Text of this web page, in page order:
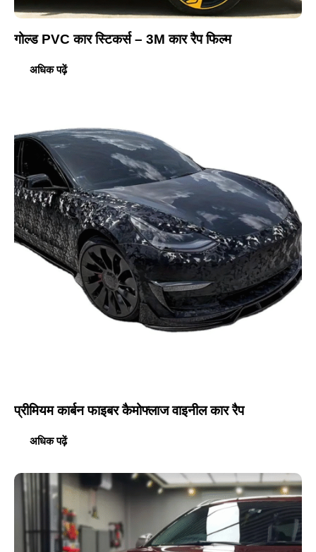
गोल्ड PVC कार स्टिकर्स – 3M कार रैप फिल्म
अधिक पढ़ें
प्रीमियम कार्बन फाइबर कैमोफ्लाज वाइनील कार रैप
अधिक पढ़ें